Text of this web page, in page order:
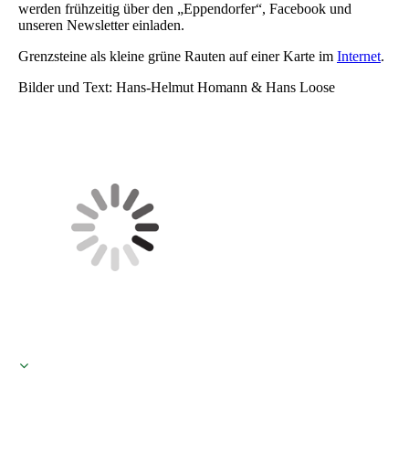
werden frühzeitig über den „Eppendorfer“, Facebook und
unseren Newsletter einladen.
Grenzsteine als kleine grüne Rauten auf einer Karte im Internet.
Bilder und Text: Hans-Helmut Homann & Hans Loose